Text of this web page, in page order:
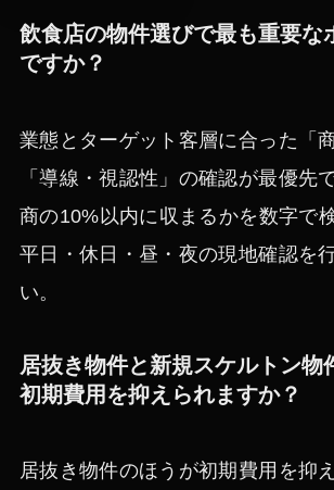
飲食店の物件選びで最も重要な
ですか？
業態とターゲット客層に合った「
「導線・視認性」の確認が最優先
商の10%以内に収まるかを数字で
平日・休日・昼・夜の現地確認を
い。
居抜き物件と新規スケルトン物
初期費用を抑えられますか？
居抜き物件のほうが初期費用を抑